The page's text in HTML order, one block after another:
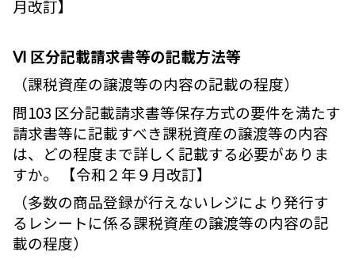
月改訂】
Ⅵ 区分記載請求書等の記載方法等
（課税資産の譲渡等の内容の記載の程度）
問103 区分記載請求書等保存方式の要件を満たす
請求書等に記載すべき課税資産の譲渡等の内容
は、どの程度まで詳しく記載する必要がありま
すか。 【令和２年９月改訂】
（多数の商品登録が行えないレジにより発行す
るレシートに係る課税資産の譲渡等の内容の記
載の程度）